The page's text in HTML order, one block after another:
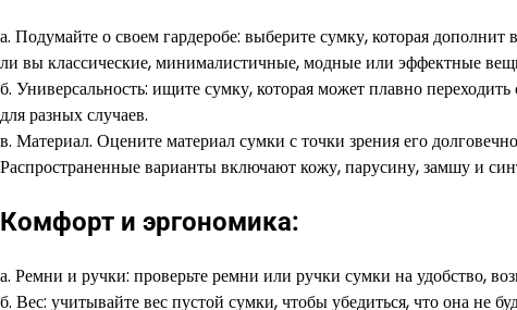
а. Подумайте о своем гардеробе: выберите сумку, которая
ли вы классические, минималистичные, модные или эффектные
б. Универсальность: ищите сумку, которая может плавно
для разных случаев.
в. Материал. Оцените материал сумки с точки зрения его
Распространенные варианты включают кожу, парусину, замшу и
Комфорт и эргономика:
а. Ремни и ручки: проверьте ремни или ручки сумки на удобство,
б. Вес: учитывайте вес пустой сумки, чтобы убедиться, что она не